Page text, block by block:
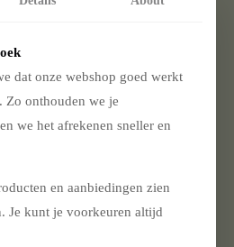
Hammock Original – Army
Reis Hangmat
dat onze webshop goed werkt
Zo onthouden we je
we het afrekenen sneller en
en aanbiedingen zien
Je kunt je voorkeuren altijd